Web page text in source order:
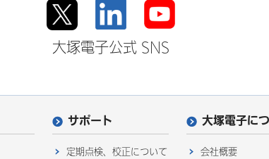
大塚電子公式 SNS
サポート
定期点検、校正について
大塚電子に
会社概要